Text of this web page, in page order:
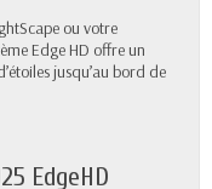
ou votre
Edge HD offre un
jusqu’au bord de
EdgeHD